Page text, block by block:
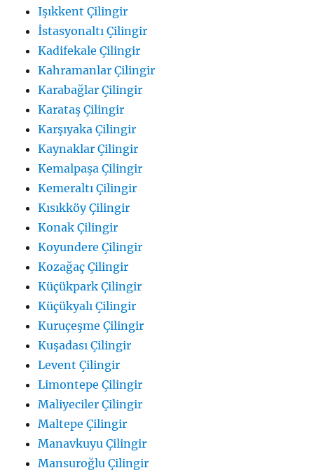
Işıkkent Çilingir
İstasyonaltı Çilingir
Kadifekale Çilingir
Kahramanlar Çilingir
Karabağlar Çilingir
Karataş Çilingir
Karşıyaka Çilingir
Kaynaklar Çilingir
Kemalpaşa Çilingir
Kemeraltı Çilingir
Kısıkköy Çilingir
Konak Çilingir
Koyundere Çilingir
Kozağaç Çilingir
Küçükpark Çilingir
Küçükyalı Çilingir
Kuruçeşme Çilingir
Kuşadası Çilingir
Levent Çilingir
Limontepe Çilingir
Maliyeciler Çilingir
Maltepe Çilingir
Manavkuyu Çilingir
Mansuroğlu Çilingir